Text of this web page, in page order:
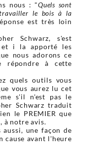
nous : "Quels sont
le bois à la
est très loin
Schwarz, s'est
et i la apporté les
nous adorons ce
à cette
quels outils vous
vous aurez lu cet
s'il n'est pas le
Schwarz traduit
le PREMIER que
à notre avis.
une façon de
cause avant l'heure